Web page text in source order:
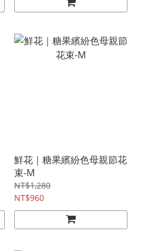
鮮花｜糖果繽紛色母親節花
束-M
NT$1,280
NT$960